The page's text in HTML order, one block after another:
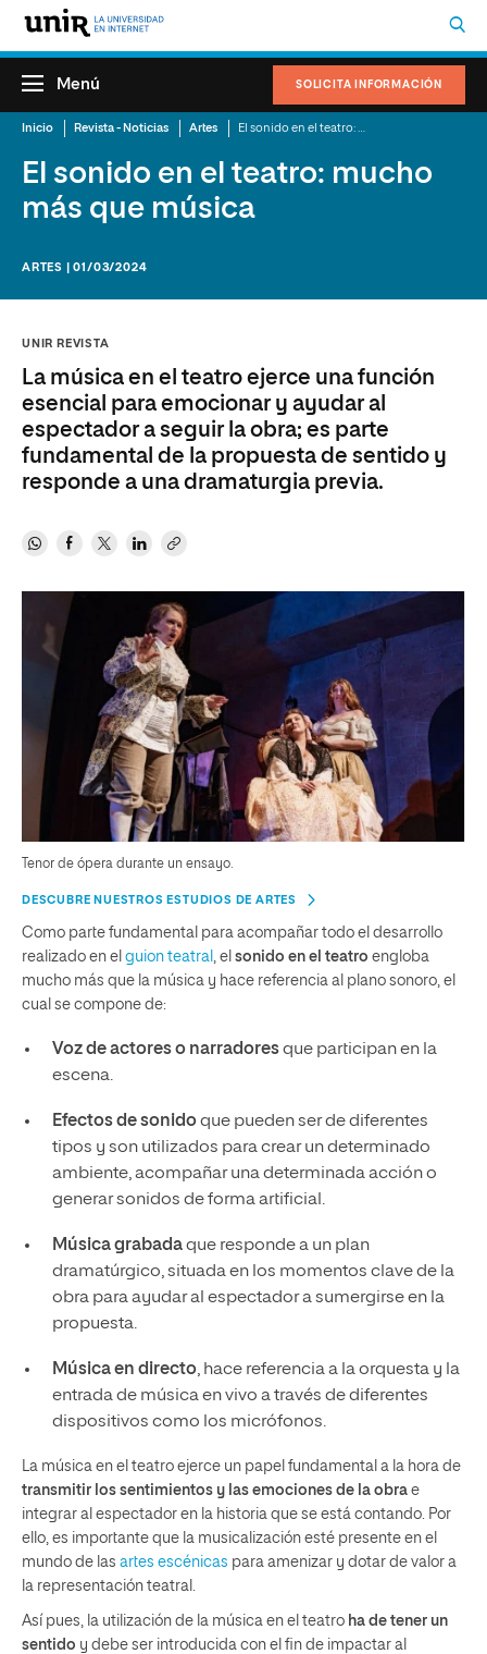
SOLICITA INFORMACIÓN
Menú
Inicio Revista - Noticias Artes
El sonido en el teatro: mucho
más que música
ARTES | 01/03/2024
UNIR REVISTA
La música en el teatro ejerce una función
esencial para emocionar y ayudar al
espectador a seguir la obra; es parte
fundamental de la propuesta de sentido y
responde a una dramaturgia previa.
Tenor de ópera durante un ensayo.
DESCUBRE NUESTROS ESTUDIOS DE ARTES
Como parte fundamental para acompañar todo el desarrollo
realizado en el guion teatral , el sonido en el teatro engloba
mucho más que la música y hace referencia al plano sonoro, el
cual se compone de:
Voz de actores o narradoresque participan en la
escena.
Efectos de sonidoque pueden ser de diferentes
tipos y son utilizados para crear un determinado
ambiente, acompañar una determinada acción o
generar sonidos de forma artificial.
Música grabadaque responde a un plan
dramatúrgico, situada en los momentos clave de la
obra para ayudar al espectador a sumergirse en la
propuesta.
Música en directo, hace referencia a la orquesta y la
entrada de música en vivo a través de diferentes
dispositivos como los micrófonos.
La música en el teatro ejerce un papel fundamental a la hora de
transmitir los sentimientos y las emociones de la obra e
integrar al espectador en la historia que se está contando. Por
ello, es importante que la musicalización esté presente en el
mundo de las artes escénicas para amenizar y dotar de valor a
la representación teatral.
Así pues, la utilización de la música en el teatro ha de tener un
sentido y debe ser introducida con el fin de impactar al